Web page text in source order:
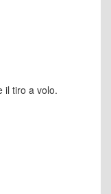
il tiro a volo.